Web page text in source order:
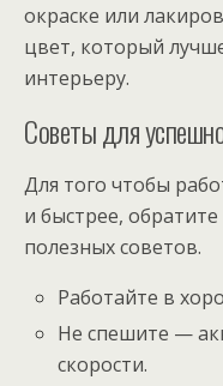
окраске или
цвет, который
интерьеру.
Советы для
Для того чтобы
и быстрее,
полезных советов.
Работайте в
Не спешите —
скорости.